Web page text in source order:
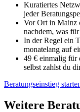
Kuratiertes
jeder
Vor Ort in Mainz
nachdem, was
In der Regel ein
monatelang auf
49 € einmalig für
selbst zahlst du
Beratungseinstieg
Weitere